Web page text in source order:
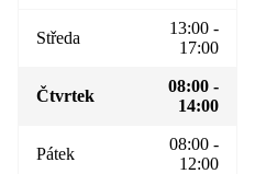
Středa
13:00 -
17:00
Čtvrtek
08:00 -
14:00
Pátek
08:00 -
12:00